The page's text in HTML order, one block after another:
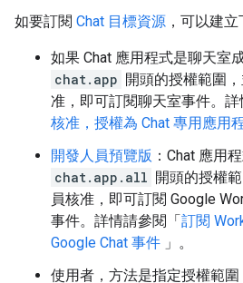
如要訂閱 Chat 目標資源 ，可以建
如果 Chat 應用程式是聊天室
chat.app 開頭的授權範圍
准，即可訂閱聊天室事件。
核准，授權為 Chat 專用應用
開發人員預覽版 ：Chat 應用
chat.app.all 開頭的授權
員核准，即可訂閱 Google
事件。詳情請參閱「訂閱
Google Chat 事件 」。
使用者，方法是指定授權範